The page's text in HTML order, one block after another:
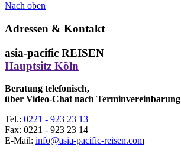
Nach oben
Adressen & Kontakt
asia-pacific REISEN
Hauptsitz Köln
Beratung telefonisch,
über Video-Chat nach Terminvereinbarung
Tel.: 0221 - 923 23 13
Fax: 0221 - 923 23 14
E-Mail: info@asia-pacific-reisen.com